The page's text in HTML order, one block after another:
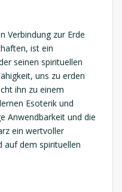
Verbindung zur Erde
ist ein
seinen spirituellen
uns zu erden
ihn zu einem
Esoterik und
Anwendbarkeit und die
ein wertvoller
auf dem spirituellen